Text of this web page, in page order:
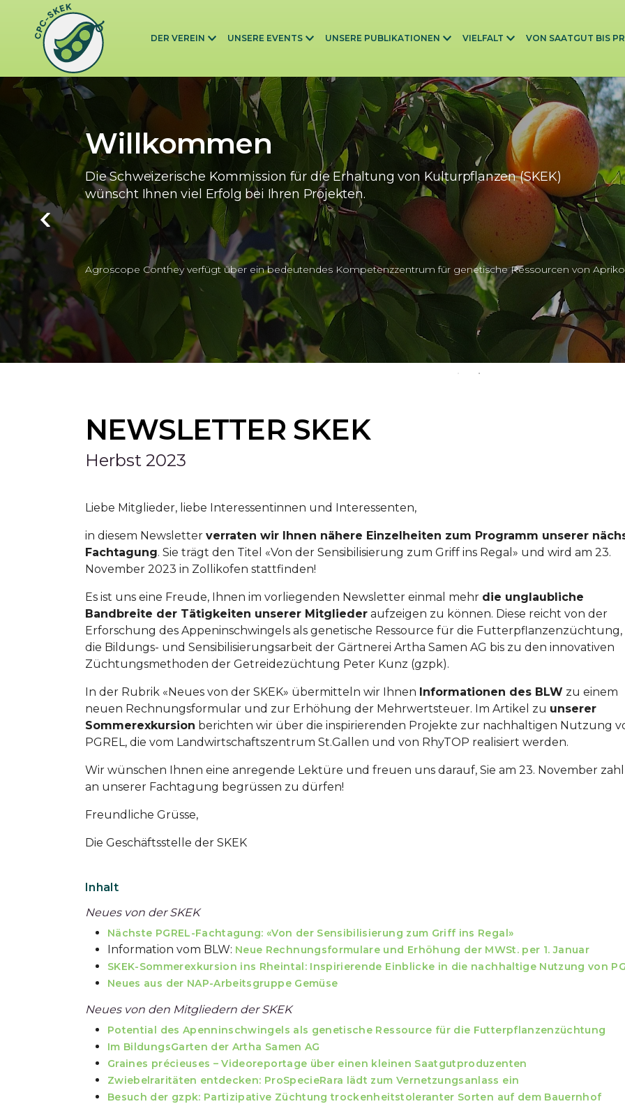
Skip to main content
DER VEREIN UNSERE EVENTS UNSERE PUBLIKATIONEN VIELFALT VON SAATGUT BIS
Willkommen
Die Schweizerische Kommission für die Erhaltung von Kulturpflanzen (SKEK)
wünscht Ihnen viel Erfolg bei Ihren Projekten.
Agroscope Conthey verfügt über ein bedeutendes Kompetenzzentrum für genetische Ressourcen von
NEWSLETTER SKEK
Herbst 2023
Liebe Mitglieder, liebe Interessentinnen und Interessenten,
in diesem Newsletter verraten wir Ihnen nähere Einzelheiten zum Programm unserer
Fachtagung. Sie trägt den Titel «Von der Sensibilisierung zum Griff ins Regal» und wird am 23.
November 2023 in Zollikofen stattfinden!
Es ist uns eine Freude, Ihnen im vorliegenden Newsletter einmal mehr die unglaubliche
Bandbreite der Tätigkeiten unserer Mitglieder aufzeigen zu können. Diese reicht von der
Erforschung des Appeninschwingels als genetische Ressource für die
die Bildungs- und Sensibilisierungsarbeit der Gärtnerei Artha Samen AG bis zu den innovativen
Züchtungsmethoden der Getreidezüchtung Peter Kunz (gzpk).
In der Rubrik «Neues von der SKEK» übermitteln wir Ihnen Informationen des BLW zu einem
neuen Rechnungsformular und zur Erhöhung der Mehrwertsteuer. Im Artikel zu unserer
Sommerexkursion berichten wir über die inspirierenden Projekte zur nachhaltigen Nutzung
PGREL, die vom Landwirtschaftszentrum St.Gallen und von RhyTOP realisiert werden.
Wir wünschen Ihnen eine anregende Lektüre und freuen uns darauf, Sie am 23. November
an unserer Fachtagung begrüssen zu dürfen!
Freundliche Grüsse,
Die Geschäftsstelle der SKEK
Inhalt
Neues von der SKEK
Nächste PGREL-Fachtagung: «Von der Sensibilisierung zum Griff ins Regal»
Information vom BLW: Neue Rechnungsformulare und Erhöhung der MWSt. per 1. Januar
SKEK-Sommerexkursion ins Rheintal: Inspirierende Einblicke in die nachhaltige Nutzung von
Neues aus der NAP-Arbeitsgruppe Gemüse
Neues von den Mitgliedern der SKEK
Potential des Apenninschwingels als genetische Ressource für die Futterpflanzenzüchtung
Im BildungsGarten der Artha Samen AG
Graines précieuses – Videoreportage über einen kleinen Saatgutproduzenten
Zwiebelraritäten entdecken: ProSpecieRara lädt zum Vernetzungsanlass ein
Besuch der gzpk: Partizipative Züchtung trockenheitstoleranter Sorten auf dem Bauernhof